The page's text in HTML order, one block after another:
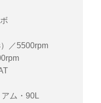
／5500rpm
ム・90L